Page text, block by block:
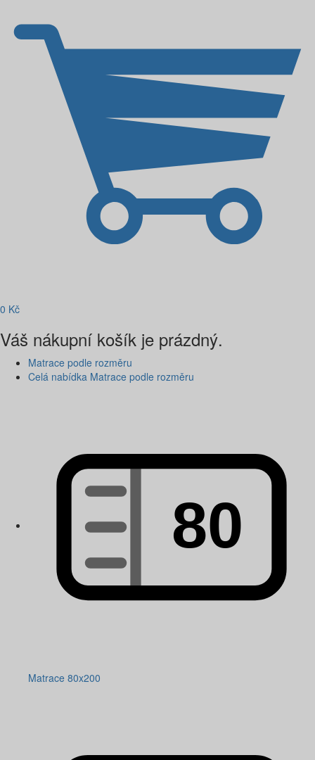
0 Kč
Váš nákupní košík je prázdný.
Matrace podle rozměru
Celá nabídka Matrace podle rozměru
Matrace 80x200